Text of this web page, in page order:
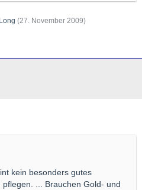
(27. November 2009)
kein besonders gutes
... Brauchen Gold- und